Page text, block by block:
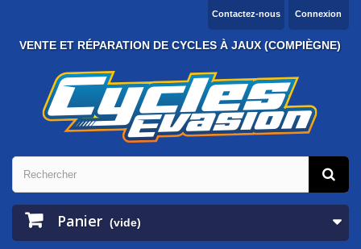
Connexion
Contactez-nous
VENTE ET RÉPARATION DE CYCLES À JAUX (COMPIÈGNE)
Panier (vide)